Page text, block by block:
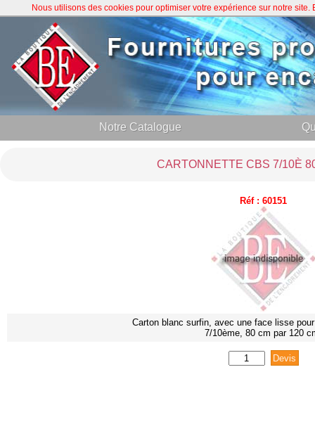
Notre Catalogue
CARTONNETTE CBS 7/10È
Réf : 60151
Carton blanc surfin, avec une face lisse
7/10ème, 80 cm par 120
Nous utilisons des cookies pour optimiser votre expérience sur notre